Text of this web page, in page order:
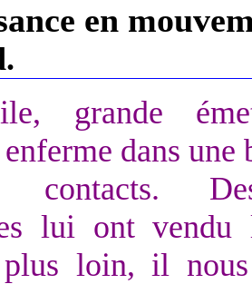
en
grande
dans une
contacts.
lui ont vendu
loin, il